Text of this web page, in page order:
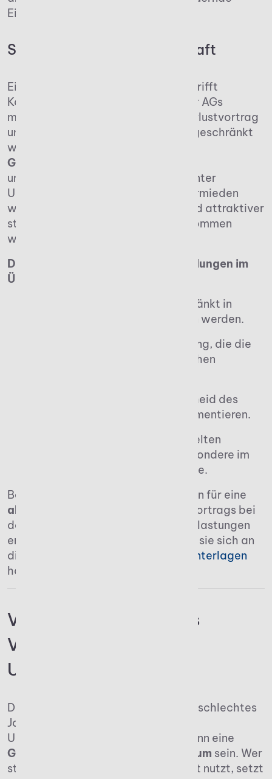
Einkommen sinkt auf 300.000 Euro.
Sonderfall Kapitalgesellschaft
Eine weitere wichtige Regelung betrifft
Kapitalgesellschaften. GmbHs oder AGs
müssen darauf achten, dass der Verlustvortrag
unter bestimmten Bedingungen eingeschränkt
werden kann. Besonders bei einem
Gesellschafterwechsel
uneingeschränkt, sondern entfällt unter
Umständen. Auf diese Weise soll vermieden
werden, dass Unternehmen aufgrund attraktiver
steuerlicher Verlustvorträge übernommen
werden.
Die wichtigsten gesetzlichen Regelungen im
Überblick:
Verluste können uneingeschränkt in
kommende Jahre übertragen werden.
Es gilt die Mindestbesteuerung, die die
sofortige Anrechnung bei hohen
Verluste sind im Steuerbescheid des
Verlustjahres genau zu dokumentieren.
Bei Kapitalgesellschaften gelten
spezielle Regelungen, insbesondere im
Fall der Geschäftsübernahme.
Beachten Unternehmen diese Regeln für eine
akkurate Anrechnung
des Verlustvortrags bei
der Steuer, können sie finanzielle Belastungen
erheblich reduzieren. Zudem sollten sie sich an
die
Aufbewahrungsfrist für Steuerunterlagen
halten.
Vielseitige Vorteile des
Verlustvortrags für
Unternehmen
Diese Steuer-Möglichkeit zeigt: Ein schlechtes
Jahr bedeutet nicht das Ende eines
Unternehmens – im Gegenteil: Es kann eine
Grundlage für zukünftiges Wachstum sein. Wer
steuerliche Erleichterungen effizient nutzt, setzt